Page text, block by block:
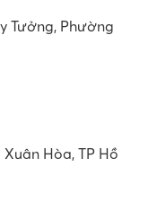
Tưởng, Phường
Hòa, TP Hồ